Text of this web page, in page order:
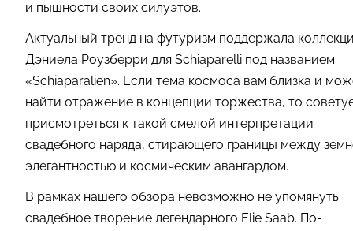
и пышности своих силуэтов.
Актуальный тренд на футуризм поддержала
Дэниела Роузберри для Schiaparelli под названием
«Schiaparalien». Если тема космоса вам близка и
найти отражение в концепции торжества, то
присмотреться к такой смелой интерпретации
свадебного наряда, стирающего границы между
элегантностью и космическим авангардом.
В рамках нашего обзора невозможно не упомянуть
свадебное творение легендарного Elie Saab. По-